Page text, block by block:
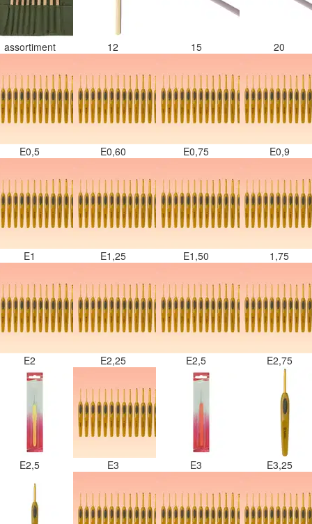
assortiment 12 15 20
E0,5 E0,60 E0,75 E0,9
E1 E1,25 E1,50 1,75
E2 E2,25 E2,5 E2,75
E2,5 E3 E3 E3,25